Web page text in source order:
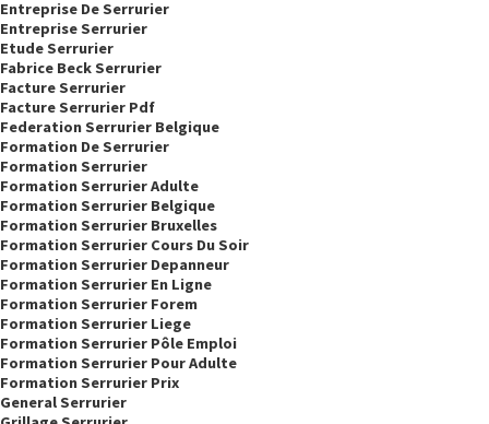
Entreprise De Serrurier
Entreprise Serrurier
Etude Serrurier
Fabrice Beck Serrurier
Facture Serrurier
Facture Serrurier Pdf
Federation Serrurier Belgique
Formation De Serrurier
Formation Serrurier
Formation Serrurier Adulte
Formation Serrurier Belgique
Formation Serrurier Bruxelles
Formation Serrurier Cours Du Soir
Formation Serrurier Depanneur
Formation Serrurier En Ligne
Formation Serrurier Forem
Formation Serrurier Liege
Formation Serrurier Pôle Emploi
Formation Serrurier Pour Adulte
Formation Serrurier Prix
General Serrurier